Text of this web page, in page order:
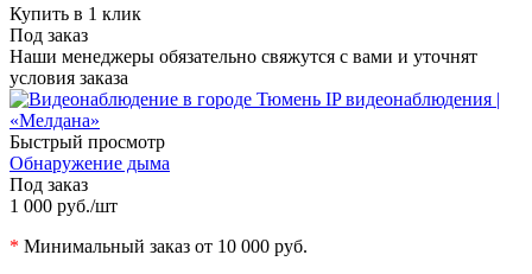
Купить в 1 клик
Под заказ
Наши менеджеры обязательно свяжутся с вами и уточнят
условия заказа
Быстрый просмотр
Обнаружение дыма
Под заказ
1 000 руб./шт
* Минимальный заказ от 10 000 руб.